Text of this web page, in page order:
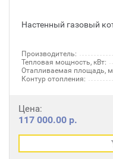
Настенный газовый
Производитель:
Тепловая мощность, кВт:
Отапливаемая площадь,
Контур отопления:
Цена:
117 000.00 р.